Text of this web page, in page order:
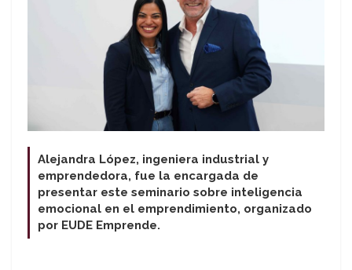
Alejandra López, ingeniera industrial y
emprendedora, fue la encargada de
presentar este seminario sobre inteligencia
emocional en el emprendimiento, organizado
por EUDE Emprende.